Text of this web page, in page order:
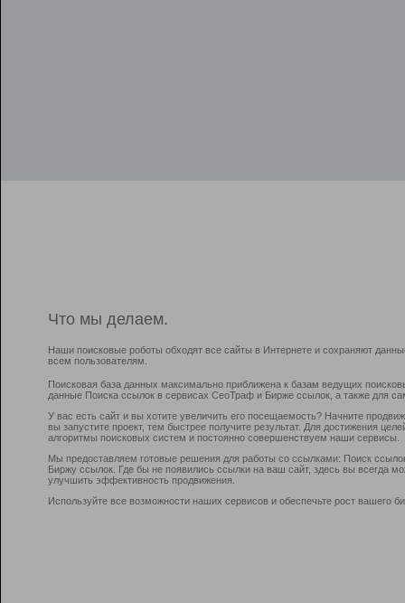
Что мы делаем.
Наши поисковые роботы обходят все сайты в Интернете и сохраняют
всем пользователям.
Поисковая база данных максимально приближена к базам ведущих
данные Поиска ссылок в сервисах СеоТраф и Бирже ссылок, а также для
У вас есть сайт и вы хотите увеличить его посещаемость? Начните
вы запустите проект, тем быстрее получите результат. Для достижения
алгоритмы поисковых систем и постоянно совершенствуем наши сервисы.
Мы предоставляем готовые решения для работы со ссылками: Поиск
Биржу ссылок. Где бы не появились ссылки на ваш сайт, здесь вы всегда
улучшить эффективность продвижения.
Используйте все возможности наших сервисов и обеспечьте рост вашего